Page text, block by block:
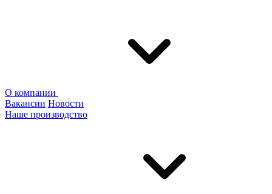
О компании
Вакансии Новости
Наше производство